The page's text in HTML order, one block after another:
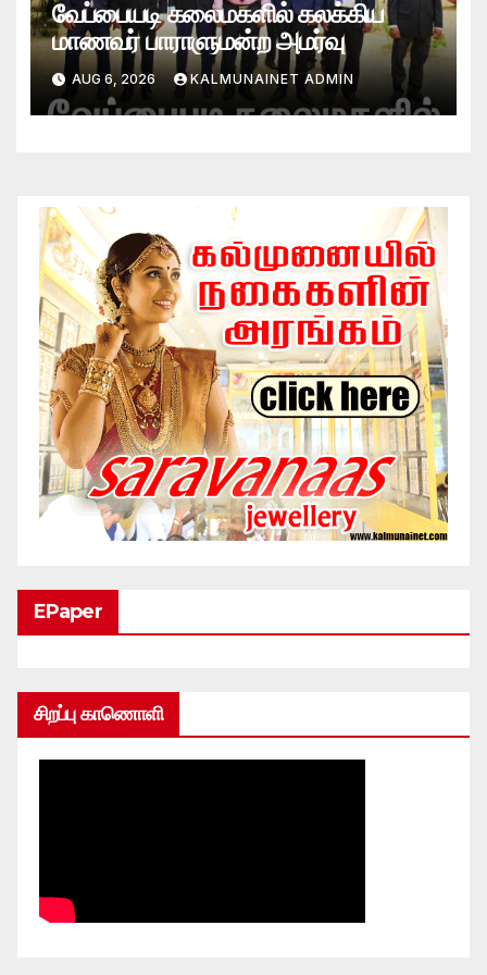
வேப்பையடி கலைமகளில் கலக்கிய
மாணவர் பாராளுமன்ற அமர்வு
AUG 6, 2026 KALMUNAINET ADMIN
EPaper
சிறப்பு காணொளி